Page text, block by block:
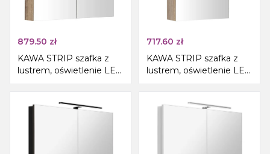
879.50 zł
KAWA STRIP szafka z
lustrem, oświetlenie LED
80x70x22cm, dąb
emporio
717.60 zł
KAWA STRIP szafka z
lustrem, oświetlenie LED
50x70x22cm, dąb
emporio